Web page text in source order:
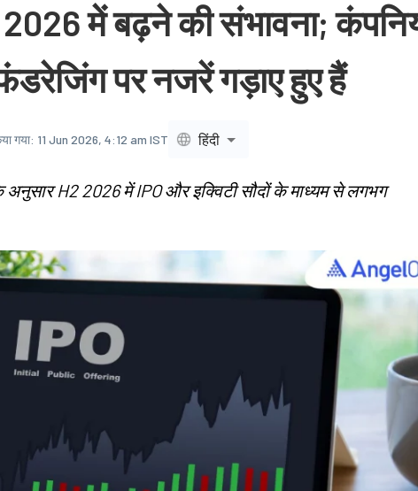
2026 में बढ़ने की संभावना;
पर नजरें गड़ाए हुए हैं
गया: 11 Jun 2026, 4:12 am IST हिंदी
अनुसार H2 2026 में IPO और इक्विटी सौदों के माध्यम से लगभग